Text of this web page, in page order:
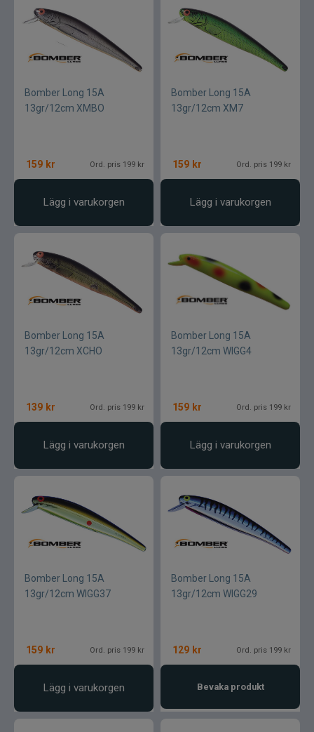
Gunki
Hurricane
Ismo
Kinetic
LureLock
Loon
Lunker City
Maxximus
McLean
Mepps
Bomber Long 15A
13gr/12cm XMBO
159 kr Ord. pris 199 kr
Lägg i varukorgen
Bomber Long 15A
13gr/12cm XM7
159 kr Ord. pris 199 kr
Lägg i varukorgen
Bomber Long 15A
13gr/12cm XCHO
139 kr Ord. pris 199 kr
Lägg i varukorgen
Bomber Long 15A
13gr/12cm WIGG4
159 kr Ord. pris 199 kr
Lägg i varukorgen
Bomber Long 15A
13gr/12cm WIGG37
159 kr Ord. pris 199 kr
Lägg i varukorgen
Bomber Long 15A
13gr/12cm WIGG29
129 kr Ord. pris 199 kr
Bevaka produkt